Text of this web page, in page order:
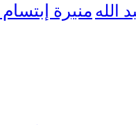
الله منيرة